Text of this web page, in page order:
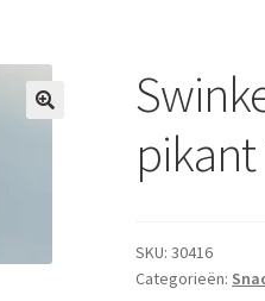
pikant
SKU:30416
Categorieën: